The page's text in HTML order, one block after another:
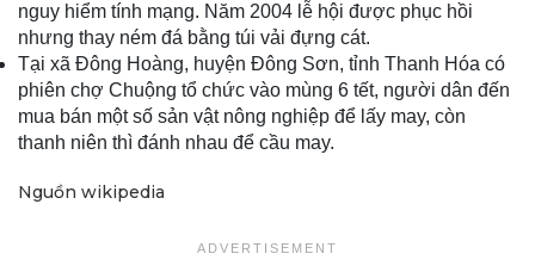
nguy hiểm tính mạng. Năm 2004 lễ hội được phục hồi
nhưng thay ném đá bằng túi vải đựng cát.
Tại xã Đông Hoàng, huyện Đông Sơn, tỉnh Thanh Hóa có
phiên chợ Chuộng tổ chức vào mùng 6 tết, người dân đến
mua bán một số sản vật nông nghiệp để lấy may, còn
thanh niên thì đánh nhau để cầu may.
Nguồn wikipedia